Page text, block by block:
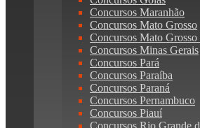
Concursos Maranhão
Concursos Mato Grosso
Concursos Mato Grosso
Concursos Minas Gerais
Concursos Pará
Concursos Paraíba
Concursos Paraná
Concursos Pernambuco
Concursos Piauí
Concursos Rio Grande